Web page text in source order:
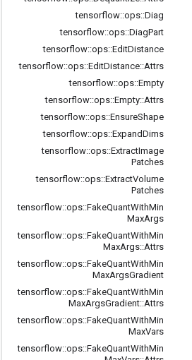
tensorflow::ops::Diag
tensorflow::ops::DiagPart
tensorflow::ops::EditDistance
tensorflow::ops::EditDistance::Attrs
tensorflow::ops::Empty
tensorflow::ops::Empty::Attrs
tensorflow::ops::EnsureShape
tensorflow::ops::ExpandDims
tensorflow::ops::ExtractImage
Patches
tensorflow::ops::ExtractVolume
Patches
tensorflow::ops::FakeQuantWithMin
MaxArgs
tensorflow::ops::FakeQuantWithMin
MaxArgs::Attrs
tensorflow::ops::FakeQuantWithMin
MaxArgsGradient
tensorflow::ops::FakeQuantWithMin
MaxArgsGradient::Attrs
tensorflow::ops::FakeQuantWithMin
MaxVars
tensorflow::ops::FakeQuantWithMin